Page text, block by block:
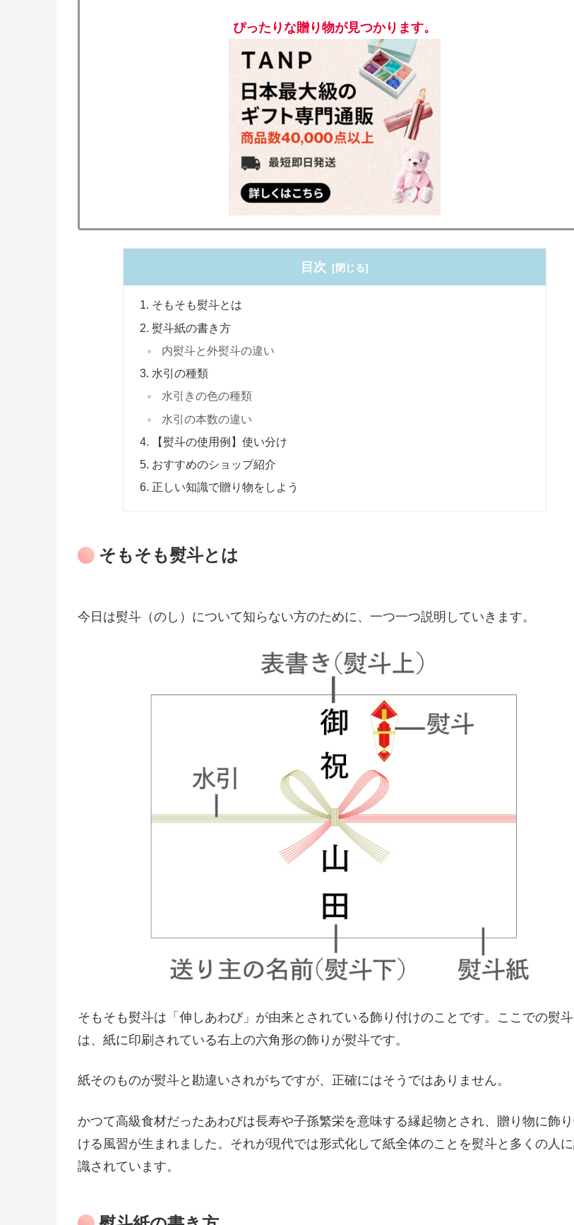
ぴったりな贈り物が見つかります。
目次
そもそも熨斗とは
熨斗紙の書き方
内熨斗と外熨斗の違い
水引の種類
水引きの色の種類
水引の本数の違い
【熨斗の使用例】使い分け
おすすめのショップ紹介
正しい知識で贈り物をしよう
そもそも熨斗とは
今日は熨斗（のし）について知らない方のために、一つ一つ説明していきます。
そもそも熨斗は「伸しあわび」が由来とされている飾り付けのことです。ここでの熨斗
は、紙に印刷されている右上の六角形の飾りが熨斗です。
紙そのものが熨斗と勘違いされがちですが、正確にはそうではありません。
かつて高級食材だったあわびは長寿や子孫繁栄を意味する縁起物とされ、贈り物に飾
ける風習が生まれました。それが現代では形式化して紙全体のことを熨斗と多くの人
識されています。